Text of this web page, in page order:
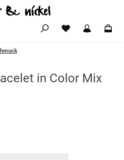
in Color Mix